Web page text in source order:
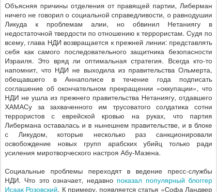
Объясняя причины отделения от правящей партии, Либерман
ничего не говорил о социальной справедливости, о равнодушии
Ликуда к проблемам алии, но обвинил Нетаниягу в
недостаточной твердости по отношению к террористам. Судя по
всему, глава НДИ возвращается к прежней линии: представлять
себя как самого последовательного защитника безопасности
Израиля. Это вряд ли оптимальная стратегия. Всегда кто-то
напомнит, что НДИ не выходила из правительства Ольмерта,
обещавшего в Аннаполисе в течение года подписать
соглашение об окончательном прекращении «оккупации», что
НДИ не ушла из прежнего правительства Нетаниягу, отдавшего
ХАМАСу за захваченного им трусоватого солдатика сотни
террористов с еврейской кровью на руках, что партия
Либермана оставалась и в нынешнем правительстве, и в блоке
с Ликудом, которые несколько раз санкционировали
освобождение новых групп арабских убийц только ради
усиления миротворческого настроя Абу-Мазена.
Социальные проблемы переходят в ведение пресс-службы
НДИ. Что это означает, недавно показал популярный блоггер
Исаак Розовский. К примеру, появляется статья «Софа Ландвер